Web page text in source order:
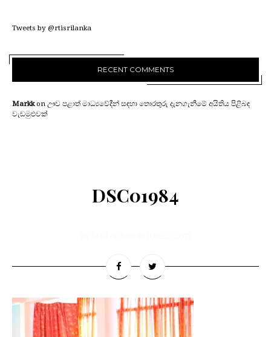
Tweets by @rtisrilanka
RECENT COMMENTS
Markkon ඌව පළාත් මාධ්‍යවේදීන් සඳහා තොරතුරු දැනගැනීමේ අයිතිය පිළිබඳ
වැඩමුළුවක්
DSC01984